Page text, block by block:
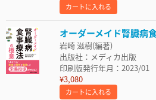
カートに入れる
オーダーメイド腎臓病
岩崎 滋樹(編著)
出版社：メディカ出版
印刷版発行年月：2023/01
¥3,080
カートに入れる